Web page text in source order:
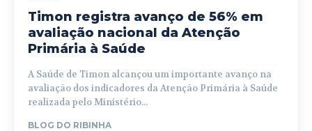
Timon registra avanço de 56% em
avaliação nacional da Atenção
Primária à Saúde
A Saúde de Timon alcançou um importante avanço na
avaliação dos indicadores da Atenção Primária à Saúde
realizada pelo Ministério...
BLOG DO RIBINHA